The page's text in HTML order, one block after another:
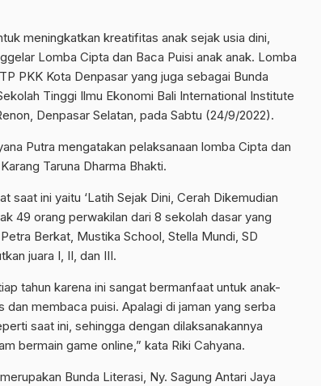
meningkatkan kreatifitas anak sejak usia dini,
Lomba Cipta dan Baca Puisi anak anak. Lomba
PKK Kota Denpasar yang juga sebagai Bunda
Tinggi Ilmu Ekonomi Bali International Institute
Denpasar Selatan, pada Sabtu (24/9/2022).
Putra mengatakan pelaksanaan lomba Cipta dan
Taruna Dharma Bhakti.
saat ini yaitu ‘Latih Sejak Dini, Cerah Dikemudian
49 orang perwakilan dari 8 sekolah dasar yang
Berkat, Mustika School, Stella Mundi, SD
juara I, II, dan III.
tahun karena ini sangat bermanfaat untuk anak-
membaca puisi. Apalagi di jaman yang serba
saat ini, sehingga dengan dilaksanakannya
bermain game online,” kata Riki Cahyana.
Bunda Literasi, Ny. Sagung Antari Jaya